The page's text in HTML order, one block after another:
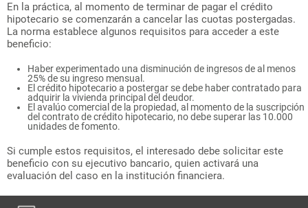
En la práctica, al momento de terminar de pagar el crédito
hipotecario se comenzarán a cancelar las cuotas postergadas.
La norma establece algunos requisitos para acceder a este
beneficio:
Haber experimentado una disminución de ingresos de al menos
25% de su ingreso mensual.
El crédito hipotecario a postergar se debe haber contratado para
adquirir la vivienda principal del deudor.
El avalúo comercial de la propiedad, al momento de la suscripción
del contrato de crédito hipotecario, no debe superar las 10.000
unidades de fomento.
Si cumple estos requisitos, el interesado debe solicitar este
beneficio con su ejecutivo bancario, quien activará una
evaluación del caso en la institución financiera.